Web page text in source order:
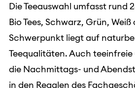
Die Teeauswahl umfasst rund
Bio Tees, Schwarz, Grün,
Schwerpunkt liegt auf
Teequalitäten. Auch teeinfreie
die Nachmittags- und
in den Regalen des